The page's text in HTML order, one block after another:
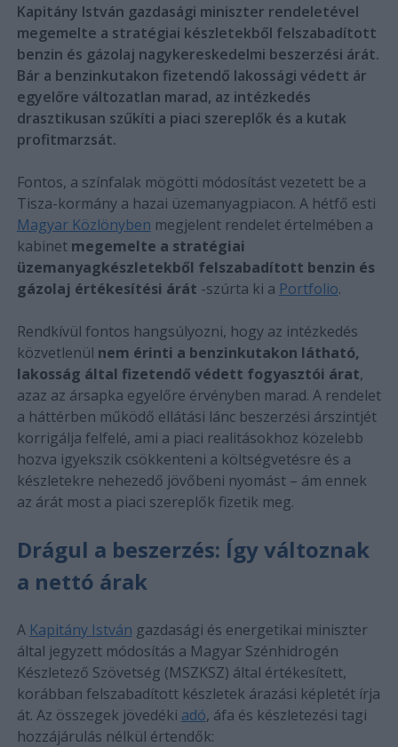
Kapitány István gazdasági miniszter rendeletével
megemelte a stratégiai készletekből felszabadított
benzin és gázolaj nagykereskedelmi beszerzési árát.
Bár a benzinkutakon fizetendő lakossági védett ár
egyelőre változatlan marad, az intézkedés
drasztikusan szűkíti a piaci szereplők és a kutak
profitmarzsát.
Fontos, a színfalak mögötti módosítást vezetett be a
Tisza-kormány a hazai üzemanyagpiacon. A hétfő esti
Magyar Közlönyben megjelent rendelet értelmében a
kabinet megemelte a stratégiai
üzemanyagkészletekből felszabadított benzin és
gázolaj értékesítési árát -szúrta ki a Portfolio.
Rendkívül fontos hangsúlyozni, hogy az intézkedés
közvetlenül nem érinti a benzinkutakon látható,
lakosság által fizetendő védett fogyasztói árat,
azaz az ársapka egyelőre érvényben marad. A rendelet
a háttérben működő ellátási lánc beszerzési árszintjét
korrigálja felfelé, ami a piaci realitásokhoz közelebb
hozva igyekszik csökkenteni a költségvetésre és a
készletekre nehezedő jövőbeni nyomást – ám ennek
az árát most a piaci szereplők fizetik meg.
Drágul a beszerzés: Így változnak
a nettó árak
A Kapitány István gazdasági és energetikai miniszter
által jegyzett módosítás a Magyar Szénhidrogén
Készletező Szövetség (MSZKSZ) által értékesített,
korábban felszabadított készletek árazási képletét írja
át. Az összegek jövedéki adó, áfa és készletezési tagi
hozzájárulás nélkül értendők: